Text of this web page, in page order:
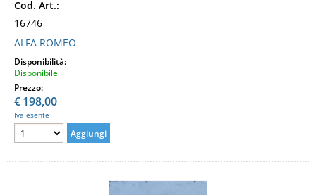
Cod. Art.:
16746
ALFA ROMEO
Disponibilità:
Disponibile
Prezzo:
€198,00
Iva esente